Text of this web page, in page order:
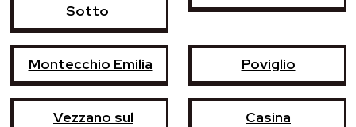
Sotto
Montecchio Emilia Poviglio
Vezzano sul
Casina